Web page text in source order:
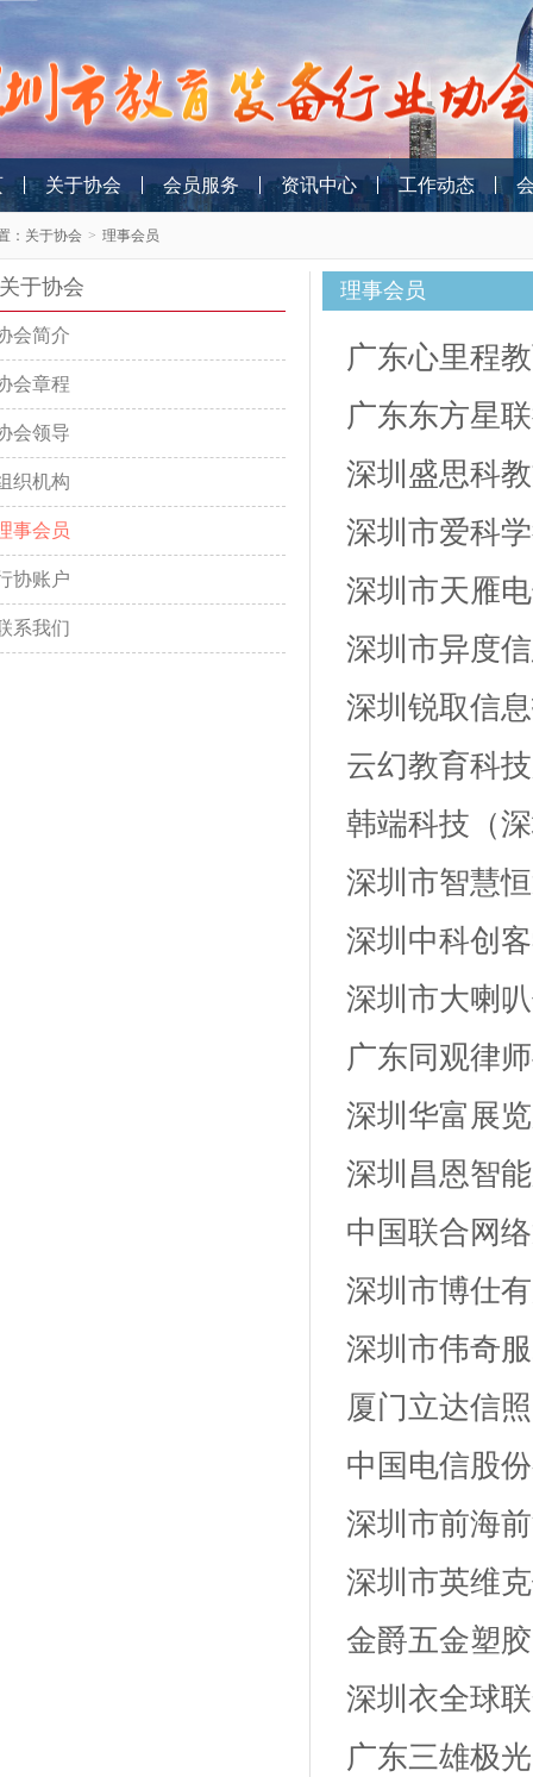
关于协会 会员服务 资讯中心 工作动态
： 关于协会 > 理事会员
关于协会
会简介
会章程
会领导
织机构
事会员
协账户
系我们
理事会员
广东心里程
广东东方星
深圳盛思科
深圳市爱科
深圳市天雁
深圳市异度
深圳锐取信
云幻教育科
韩端科技（
深圳市智慧
深圳中科创
深圳市大喇
广东同观律
深圳华富展
深圳昌恩智
中国联合网
深圳市博仕
深圳市伟奇
厦门立达信
中国电信股
深圳市前海
深圳市英维
金爵五金塑
深圳衣全球
广东三雄极